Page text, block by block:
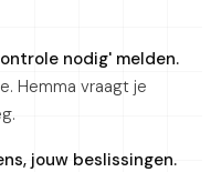
nodig' melden.
Hemma vraagt je
jouw beslissingen.